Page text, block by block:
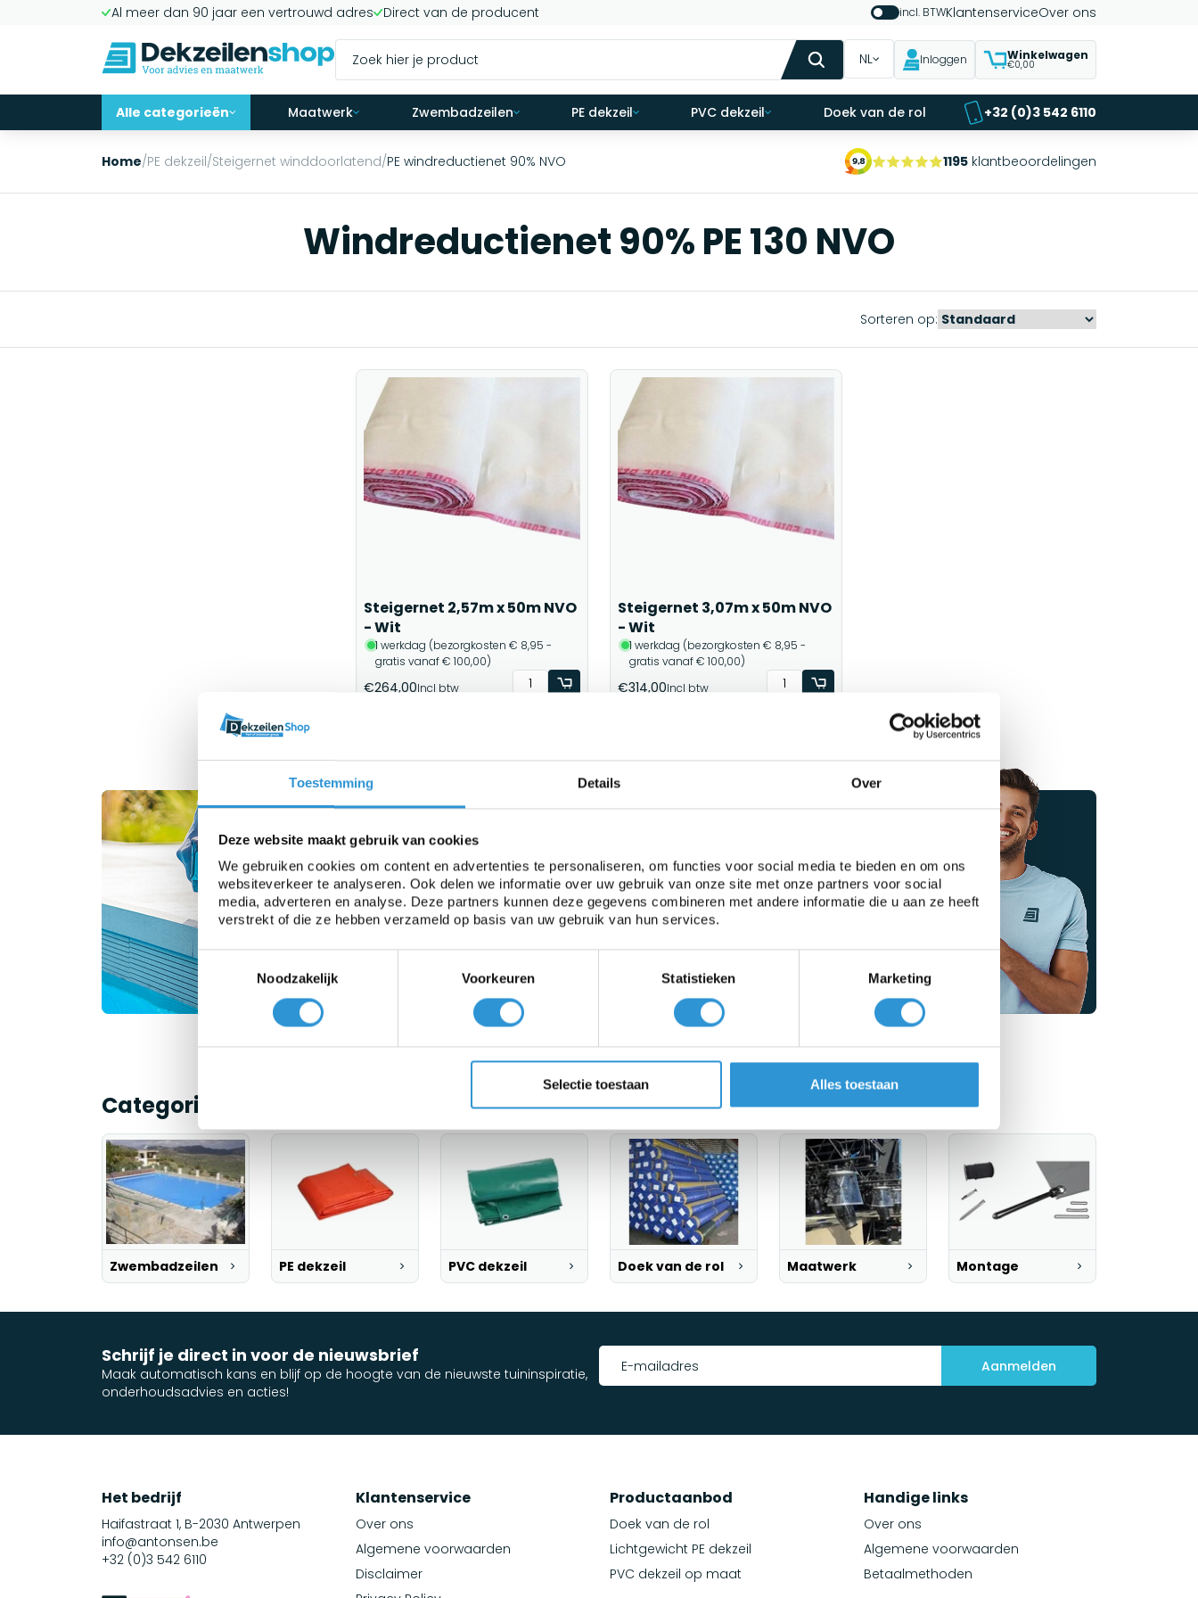
Toestemming Details Over
Deze website maakt gebruik van cookies
We gebruiken cookies om content en advertenties te personaliseren, om functies voor social media te bieden en om ons
websiteverkeer te analyseren. Ook delen we informatie over uw gebruik van onze site met onze partners voor social
media, adverteren en analyse. Deze partners kunnen deze gegevens combineren met andere informatie die u aan ze heeft
verstrekt of die ze hebben verzameld op basis van uw gebruik van hun services.
Toestemmingsselectie
Noodzakelijk
Voorkeuren Statistieken Marketing
Selectie toestaan Alles toestaan
Al meer dan 90 jaar een vertrouwd adres Direct van de producent incl. BTWKlantenserviceOver ons
NL Inloggen Winkelwagen
€0,00
Alle categorieën Maatwerk Zwembadzeilen PE dekzeil PVC dekzeil Doek van de rol +32 (0)3 542 6110
Home/PE dekzeil/Steigernet winddoorlatend/PE windreductienet 90% NVO 1195 klantbeoordelingen
Windreductienet 90% PE 130 NVO
Sorteren op:
Steigernet 2,57m x 50m NVO
- Wit
1 werkdag (bezorgkosten € 8,95 -
gratis vanaf € 100,00)
€264,00Incl btw
Steigernet 3,07m x 50m NVO
- Wit
1 werkdag (bezorgkosten € 8,95 -
gratis vanaf € 100,00)
€314,00Incl btw
Onze zomerzeilen voor uw zwembad
Verleng de zomer en
bespaar energiekosten
Onze specialisten
helpen je graag
verder
Categorieën
Zwembadzeilen PE dekzeil PVC dekzeil Doek van de rol Maatwerk Montage
Schrijf je direct in voor de nieuwsbrief
Maak automatisch kans en blijf op de hoogte van de nieuwste tuininspiratie,
onderhoudsadvies en acties!
Aanmelden
Het bedrijf
Haifastraat 1, B-2030 Antwerpen
info@antonsen.be
+32 (0)3 542 6110
Klantenservice
Over ons
Algemene voorwaarden
Disclaimer
Productaanbod
Doek van de rol
Lichtgewicht PE dekzeil
PVC dekzeil op maat
Handige links
Over ons
Algemene voorwaarden
Betaalmethoden